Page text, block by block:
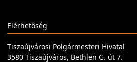
Elérhetőség
Tiszaújvárosi Polgármesteri Hivatal
3580 Tiszaújváros, Bethlen G. út 7.